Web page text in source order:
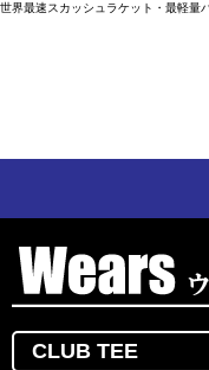
世界最速スカッシュラケット・最軽量
CLUB TEE